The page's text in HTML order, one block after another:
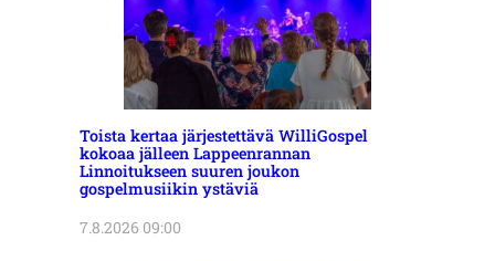
Toista kertaa järjestettävä WilliGospel
kokoaa jälleen Lappeenrannan
Linnoitukseen suuren joukon
gospelmusiikin ystäviä
7.8.2026 09:00